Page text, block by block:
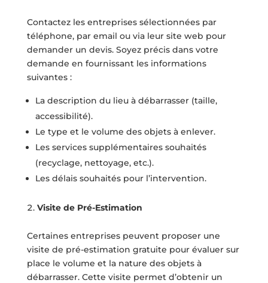
Contactez les entreprises sélectionnées par
téléphone, par email ou via leur site web pour
demander un devis. Soyez précis dans votre
demande en fournissant les informations
suivantes :
La description du lieu à débarrasser (taille,
accessibilité).
Le type et le volume des objets à enlever.
Les services supplémentaires souhaités
(recyclage, nettoyage, etc.).
Les délais souhaités pour l’intervention.
Visite de Pré-Estimation
Certaines entreprises peuvent proposer une
visite de pré-estimation gratuite pour évaluer sur
place le volume et la nature des objets à
débarrasser. Cette visite permet d’obtenir un